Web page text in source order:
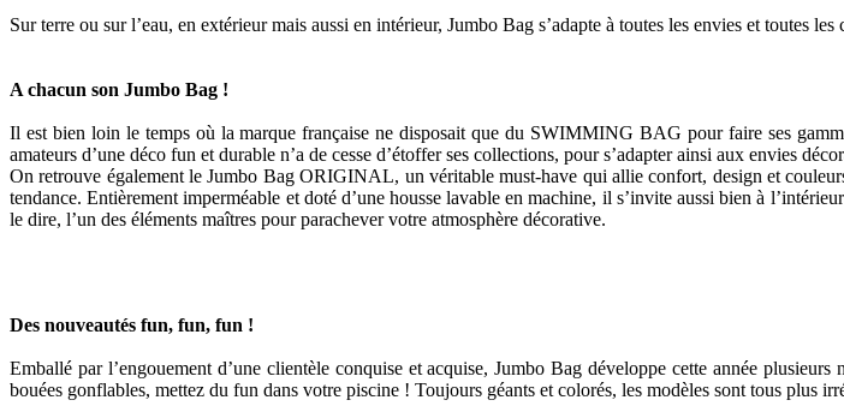
Sur terre ou sur l’eau, en extérieur mais aussi en intérieur, Jumbo Bag s’adapte à toutes les envies et toutes
A chacun son Jumbo Bag !
Il est bien loin le temps où la marque française ne disposait que du SWIMMING BAG pour faire ses
amateurs d’une déco fun et durable n’a de cesse d’étoffer ses collections, pour s’adapter ainsi aux envies
On retrouve également le Jumbo Bag ORIGINAL, un véritable must-have qui allie confort, design et
tendance. Entièrement imperméable et doté d’une housse lavable en machine, il s’invite aussi bien à
le dire, l’un des éléments maîtres pour parachever votre atmosphère décorative.
Des nouveautés fun, fun, fun !
Emballé par l’engouement d’une clientèle conquise et acquise, Jumbo Bag développe cette année
bouées gonflables, mettez du fun dans votre piscine ! Toujours géants et colorés, les modèles sont tous plus